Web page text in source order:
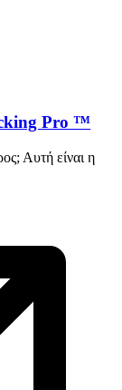
Pro ™
Αυτή είναι η